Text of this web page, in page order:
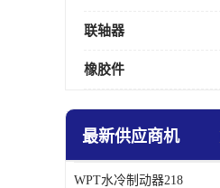
联轴器
橡胶件
最新供应商机
WPT水冷制动器218